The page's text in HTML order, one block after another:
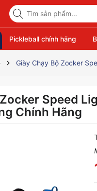
Pickleball chính hãng
Giày Chạy Bộ Zocker
Speed
Chính Hãng